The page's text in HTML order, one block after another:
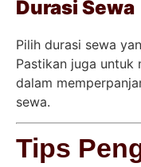
Durasi Sewa
Pilih durasi sewa
Pastikan juga
dalam
sewa.
Tips